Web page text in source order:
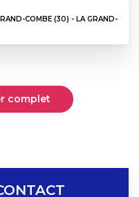
COMBE (30) - LA GRAND-
complet